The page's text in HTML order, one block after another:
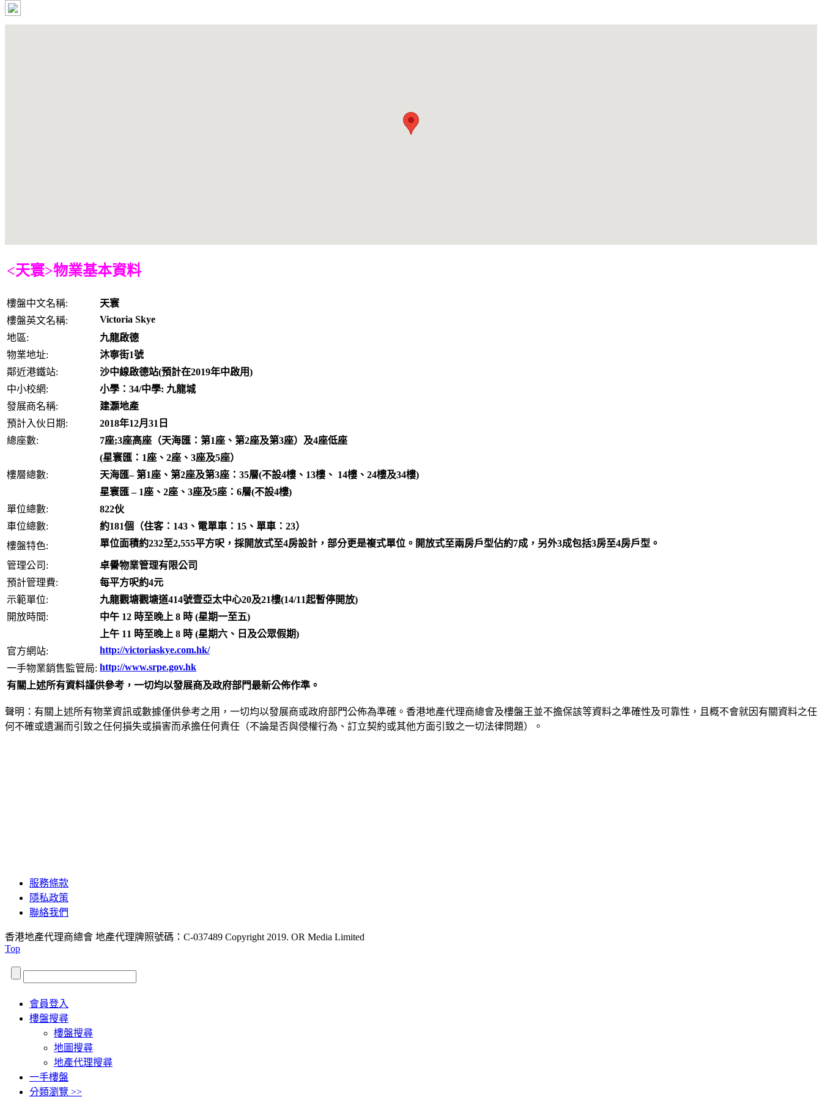
<天寰>物業基本資料
樓盤中文名稱:
天寰
樓盤英文名稱:
Victoria Skye
地區:
九龍啟德
物業地址:
沐寧街1號
鄰近港鐵站:
沙中線啟德站(預計在2019年中啟用)
中小校網:
小學：34/中學: 九龍城
發展商名稱:
建灝地產
預計入伙日期:
2018年12月31日
總座數:
7座;3座高座（天海匯：第1座、第2座及第3座）及4座低座
(星寰匯：1座、2座、3座及5座）
樓層總數:
天海匯– 第1座、第2座及第3座：35層(不設4樓、13樓、 14樓、24樓及34樓)
星寰匯 – 1座、2座、3座及5座：6層(不設4樓)
單位總數:
822伙
車位總數:
約181個（住客：143、電單車：15、單車：23）
樓盤特色:
單位面積約232至2,555平方呎，採開放式至4房設計，部分更是複式單位。開放式至兩房戶型佔約7成，另外3成包括3房至4房戶型。
管理公司:
卓譽物業管理有限公司
預計管理費:
每平方呎約4元
示範單位:
九龍觀塘觀塘道414號壹亞太中心20及21樓(14/11起暫停開放)
開放時間:
中午 12 時至晚上 8 時 (星期一至五)
上午 11 時至晚上 8 時 (星期六、日及公眾假期)
官方網站:
http://victoriaskye.com.hk/
一手物業銷售監管局: http://www.srpe.gov.hk
有關上述所有資料謹供參考，一切均以發展商及政府部門最新公佈作準。
聲明：有關上述所有物業資訊或數據僅供參考之用，一切均以發展商或政府部門公佈為準確。香港地產代理商總會及樓盤王並不擔保該等資料之準確性及可靠性，且概不會就因有關資料之任
何不確或遺漏而引致之任何損失或損害而承擔任何責任（不論是否與侵權行為、訂立契約或其他方面引致之一切法律問題）。
服務條款
隱私政策
聯絡我們
香港地產代理商總會 地產代理牌照號碼：C-037489 Copyright 2019. OR Media Limited
Top
會員登入
樓盤搜尋
樓盤搜尋
地圖搜尋
地產代理搜尋
一手樓盤
分類瀏覽 >>